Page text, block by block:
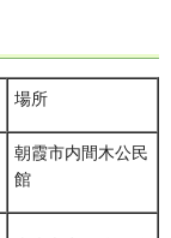
場所
朝霞市内間木公民
館